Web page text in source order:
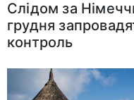
Слідом за
грудня
контроль